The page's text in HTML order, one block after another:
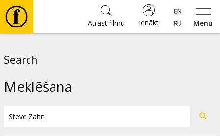
Menu
Ienākt
Atrast filmu
Search
Meklēšana